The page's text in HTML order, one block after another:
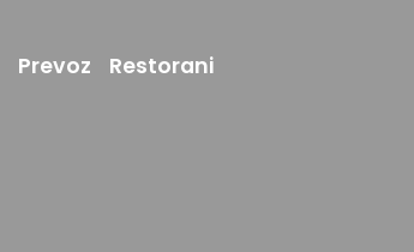
Prevoz Restorani